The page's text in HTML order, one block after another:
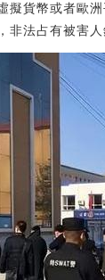
擬貨幣或者歐
法占有被害人